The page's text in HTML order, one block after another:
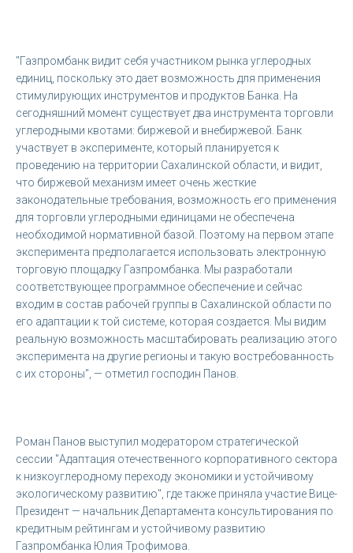
"Газпромбанк видит себя участником рынка углеродных
единиц, поскольку это дает возможность для применения
стимулирующих инструментов и продуктов Банка. На
сегодняшний момент существует два инструмента торговли
углеродными квотами: биржевой и внебиржевой. Банк
участвует в эксперименте, который планируется к
проведению на территории Сахалинской области, и видит,
что биржевой механизм имеет очень жесткие
законодательные требования, возможность его применения
для торговли углеродными единицами не обеспечена
необходимой нормативной базой. Поэтому на первом этапе
эксперимента предполагается использовать электронную
торговую площадку Газпромбанка. Мы разработали
соответствующее программное обеспечение и сейчас
входим в состав рабочей группы в Сахалинской области по
его адаптации к той системе, которая создается. Мы видим
реальную возможность масштабировать реализацию этого
эксперимента на другие регионы и такую востребованность
с их стороны", — отметил господин Панов.
Роман Панов выступил модератором стратегической
сессии "Адаптация отечественного корпоративного сектора
к низкоуглеродному переходу экономики и устойчивому
экологическому развитию", где также приняла участие Вице-
Президент — начальник Департамента консультирования по
кредитным рейтингам и устойчивому развитию
Газпромбанка Юлия Трофимова.